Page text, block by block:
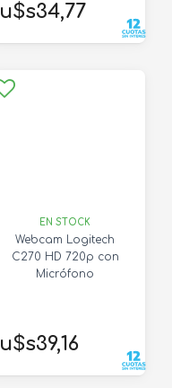
u$s34,77
EN STOCK
Webcam Logitech
C270 HD 720p con
Micrófono
u$s39,16